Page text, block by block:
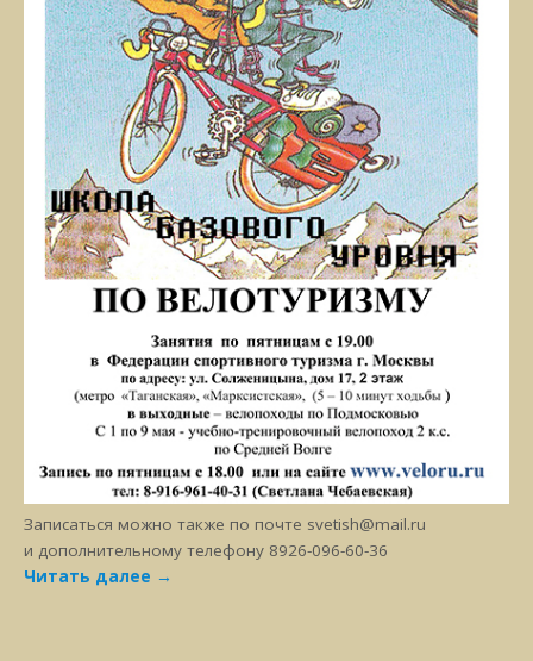
Записаться можно также по почте svetish@mail.ru
и дополнительному телефону 8926-096-60-36
Читать далее →